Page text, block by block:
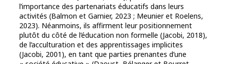
l’importance des partenariats éducatifs dans leurs
activités (Balmon et Garnier, 2023 ; Meunier et Roelens,
2023). Néanmoins, ils affirment leur positionnement
plutôt du côté de l’éducation non formelle (Jacobi, 2018),
de l’acculturation et des apprentissages implicites
(Jacobi, 2001), en tant que parties prenantes d’une